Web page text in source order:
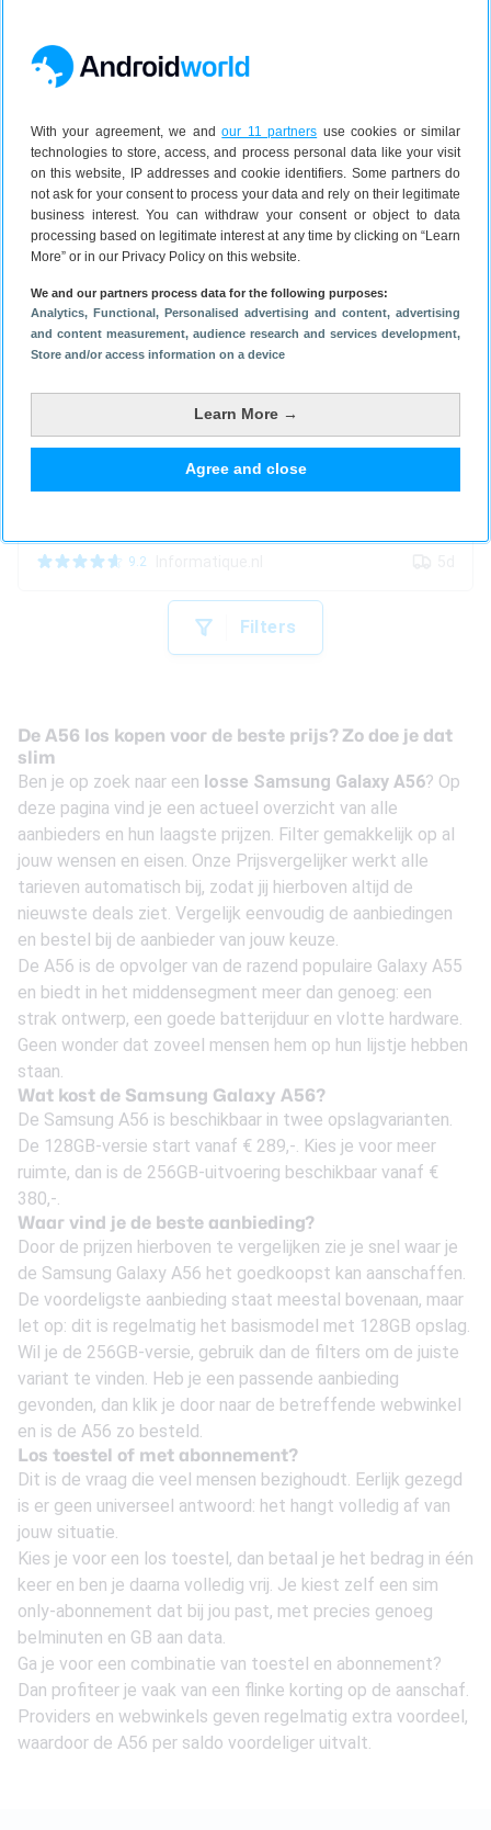
With your agreement, we andour 11 partners use cookies or similar
technologies to store, access, and process personal data like your visit
on this website, IP addresses and cookie identifiers. Some partners do
not ask for your consent to process your data and rely on their legitimate
business interest. You can withdraw your consent or object to data
processing based on legitimate interest at any time by clicking on “Learn
More” or in our Privacy Policy on this website.
We and our partners process data for the following purposes:
Analytics, Functional, Personalised advertising and content, advertising
and content measurement, audience research and services development,
Store and/or access information on a device
Learn More →
Agree and close
Filters
256 GB
5G
2jaar garantie
Bekijk aanbieding
8.8 Proshop
Samsung Galaxy A56
256 GB
2jaar garantie
Bekijk aanbieding
9.2
De A56 los kopen voor de beste prijs? Zo doe je dat
slim
Ben je op zoek naar een losse Samsung Galaxy A56? Op
deze pagina vind je een actueel overzicht van alle
aanbieders en hun laagste prijzen. Filter gemakkelijk op al
jouw wensen en eisen. Onze Prijsvergelijker werkt alle
tarieven automatisch bij, zodat jij hierboven altijd de
nieuwste deals ziet. Vergelijk eenvoudig de aanbiedingen
en bestel bij de aanbieder van jouw keuze.
De A56 is de opvolger van de razend populaire Galaxy A55
en biedt in het middensegment meer dan genoeg: een
strak ontwerp, een goede batterijduur en vlotte hardware.
Geen wonder dat zoveel mensen hem op hun lijstje hebben
staan.
Wat kost de Samsung Galaxy A56?
De Samsung A56 is beschikbaar in twee opslagvarianten.
De 128GB-versie start vanaf € 289,-. Kies je voor meer
ruimte, dan is de 256GB-uitvoering beschikbaar vanaf €
380,-.
Waar vind je de beste aanbieding?
Door de prijzen hierboven te vergelijken zie je snel waar je
de Samsung Galaxy A56 het goedkoopst kan aanschaffen.
De voordeligste aanbieding staat meestal bovenaan, maar
let op: dit is regelmatig het basismodel met 128GB opslag.
Wil je de 256GB-versie, gebruik dan de filters om de juiste
variant te vinden. Heb je een passende aanbieding
gevonden, dan klik je door naar de betreffende webwinkel
en is de A56 zo besteld.
Los toestel of met abonnement?
Dit is de vraag die veel mensen bezighoudt. Eerlijk gezegd
is er geen universeel antwoord: het hangt volledig af van
jouw situatie.
Kies je voor een los toestel, dan betaal je het bedrag in één
keer en ben je daarna volledig vrij. Je kiest zelf een sim
only-abonnement dat bij jou past, met precies genoeg
belminuten en GB aan data.
Ga je voor een combinatie van toestel en abonnement?
Dan profiteer je vaak van een flinke korting op de aanschaf.
Providers en webwinkels geven regelmatig extra voordeel,
waardoor de A56 per saldo voordeliger uitvalt.